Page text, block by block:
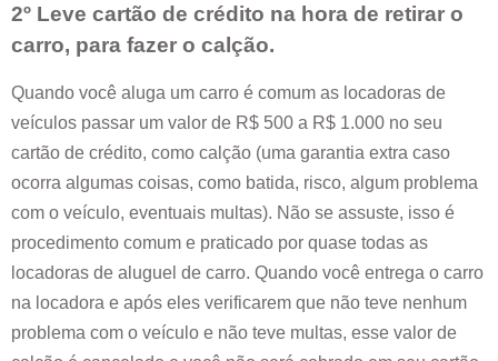
2º Leve cartão de crédito na hora de retirar o
carro, para fazer o calção.
Quando você aluga um carro é comum as locadoras de
veículos passar um valor de R$ 500 a R$ 1.000 no seu
cartão de crédito, como calção (uma garantia extra caso
ocorra algumas coisas, como batida, risco, algum problema
com o veículo, eventuais multas). Não se assuste, isso é
procedimento comum e praticado por quase todas as
locadoras de aluguel de carro. Quando você entrega o carro
na locadora e após eles verificarem que não teve nenhum
problema com o veículo e não teve multas, esse valor de